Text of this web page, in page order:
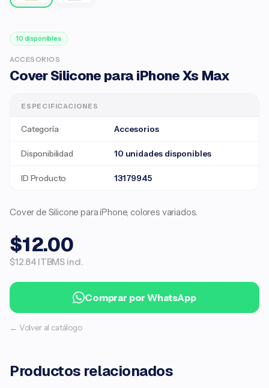
10 disponibles
ACCESORIOS
Cover Silicone para iPhone Xs Max
ESPECIFICACIONES
Categoría Accesorios
Disponibilidad 10 unidades disponibles
ID Producto 13179945
Cover de Silicone para iPhone, colores variados.
$12.00
$12.84 ITBMS incl.
Comprar por WhatsApp
← Volver al catálogo
Productos relacionados